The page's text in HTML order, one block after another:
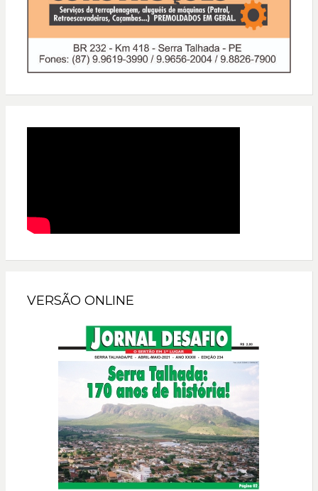
VERSÃO ONLINE